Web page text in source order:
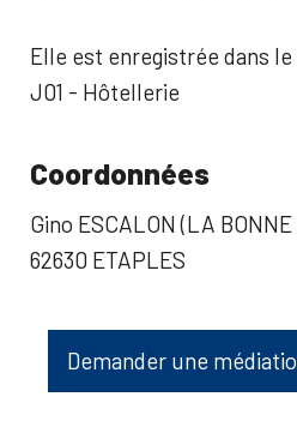
Elle est enregistrée dans
J01 - Hôtellerie
Coordonnées
Gino ESCALON (LA
62630 ETAPLES
Demander une